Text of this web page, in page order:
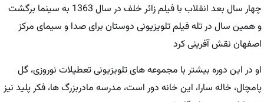
چهار سال بعد انقلاب با فیلم زائر خلف در سال 1363 به سینما برگشت
و همین سال در تله فیلم تلویزیونی دوستان برای صدا و سیمای مرکز
اصفهان نقش آفرینی کرد
او در این دوره بیشتر با مجموعه های تلويزيونی تعطيلات نوروزی، گل
پامچال، خاله سارا، اين خانه دور است، مدرسه مادربزرگ‌ ها، فکر پليد نيز